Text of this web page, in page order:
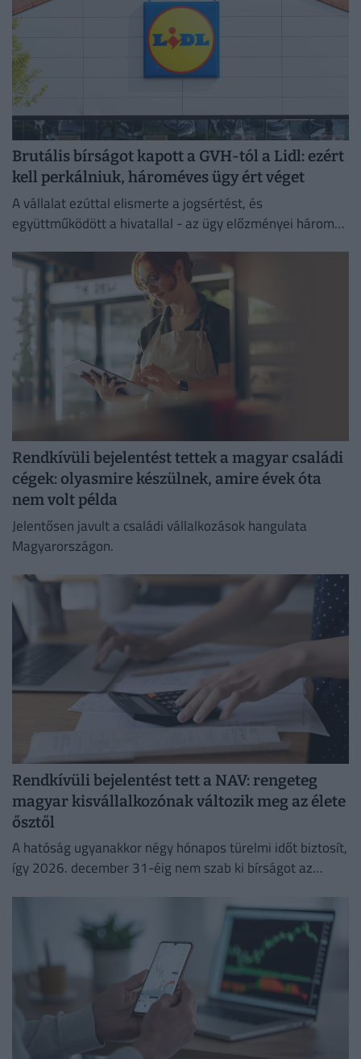
Brutális bírságot kapott a GVH-tól a Lidl: ezért
kell perkálniuk, hároméves ügy ért véget
A vállalat ezúttal elismerte a jogsértést, és
együttműködött a hivatallal - az ügy előzményei három
Rendkívüli bejelentést tettek a magyar családi
cégek: olyasmire készülnek, amire évek óta
nem volt példa
Jelentősen javult a családi vállalkozások hangulata
Magyarországon.
Rendkívüli bejelentést tett a NAV: rengeteg
magyar kisvállalkozónak változik meg az élete
ősztől
A hatóság ugyanakkor négy hónapos türelmi időt biztosít,
így 2026. december 31-éig nem szab ki bírságot az